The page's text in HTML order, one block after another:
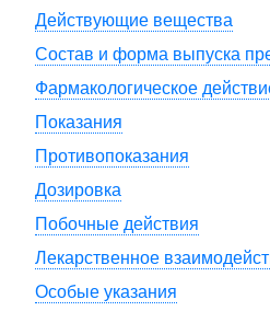
Действующие вещества
Состав и форма выпуска
Фармакологическое
Показания
Противопоказания
Дозировка
Побочные действия
Лекарственное
Особые указания